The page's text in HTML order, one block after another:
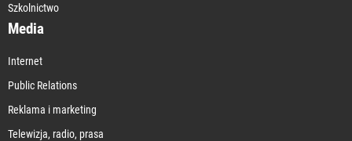
Szkolnictwo
Media
Internet
Public Relations
Reklama i marketing
Telewizja, radio, prasa